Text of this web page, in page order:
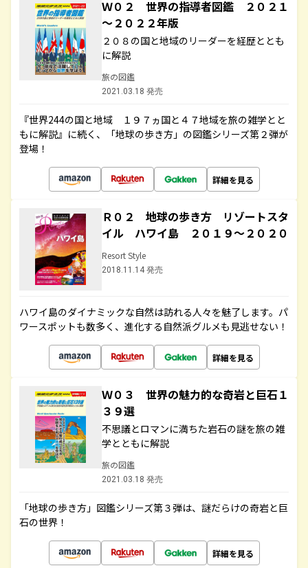
Ｗ０２ 世界の指導者図鑑 ２０２１
～２０２２年版
２０８の国と地域のリーダーを経歴ととも
に解説
旅の図鑑
2021.03.18 発売
『世界244の国と地域 １９７ヵ国と４７地域を旅の雑学とと
もに解説』に続く、「地球の歩き方」の図鑑シリーズ第２弾が
登場！
詳細を見る
Ｒ０２ 地球の歩き方 リゾートスタ
イル ハワイ島 ２０１９～２０２０
Resort Style
2018.11.14 発売
ハワイ島のダイナミックな自然は訪れる人々を魅了します。パ
ワースポットも数多く、進化する自然派グルメも見逃せない！
詳細を見る
Ｗ０３ 世界の魅力的な奇岩と巨石１
３９選
不思議とロマンに満ちた岩石の謎を旅の雑
学とともに解説
旅の図鑑
2021.03.18 発売
「地球の歩き方」図鑑シリーズ第３弾は、謎だらけの奇岩と巨
石の世界！
詳細を見る